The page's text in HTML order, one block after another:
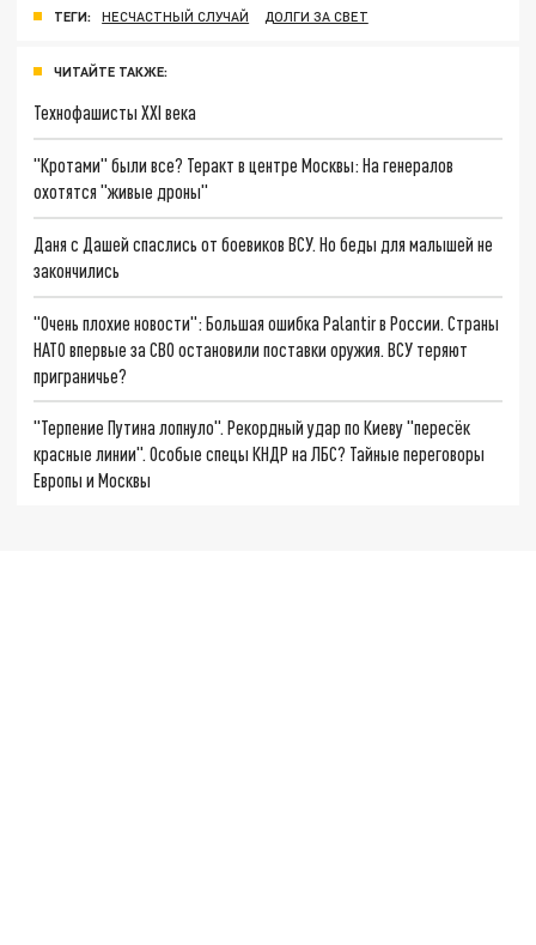
ТЕГИ: НЕСЧАСТНЫЙ СЛУЧАЙ ДОЛГИ ЗА СВЕТ
ЧИТАЙТЕ ТАКЖЕ:
Технофашисты XXI века
"Кротами" были все? Теракт в центре Москвы: На генералов
охотятся "живые дроны"
Даня с Дашей спаслись от боевиков ВСУ. Но беды для малышей не
закончились
"Очень плохие новости": Большая ошибка Palantir в России. Страны
НАТО впервые за СВО остановили поставки оружия. ВСУ теряют
приграничье?
"Терпение Путина лопнуло". Рекордный удар по Киеву "пересёк
красные линии". Особые спецы КНДР на ЛБС? Тайные переговоры
Европы и Москвы